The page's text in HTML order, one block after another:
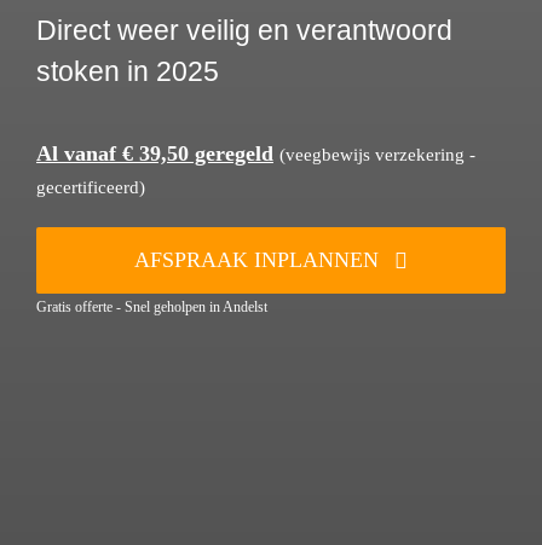
Direct weer veilig en verantwoord
stoken in 2025
Al vanaf € 39,50 geregeld (veegbewijs verzekering -
gecertificeerd)
AFSPRAAK INPLANNEN
Gratis offerte - Snel geholpen in Andelst